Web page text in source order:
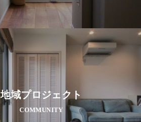
地域プロジェクト
COMMUNITY